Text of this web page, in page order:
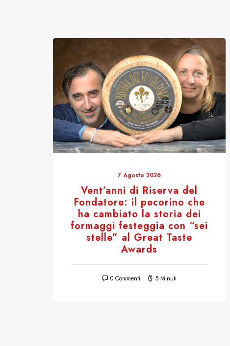
7 Agosto 2026
Vent’anni di Riserva del
Fondatore: il pecorino che
ha cambiato la storia dei
formaggi festeggia con “sei
stelle” al Great Taste
Awards
0 Commenti 5 Minuti